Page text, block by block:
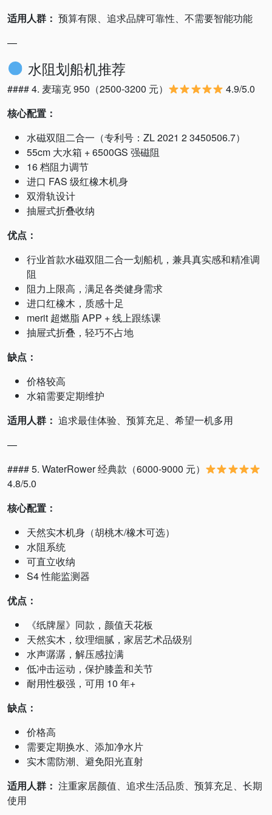
适用人群： 预算有限、追求品牌可靠性、不需要智能功能
—
水阻划船机推荐
#### 4. 麦瑞克 950（2500-3200 元）
4.9/5.0
核心配置：
水磁双阻二合一（专利号：ZL 2021 2 3450506.7）
55cm 大水箱 + 6500GS 强磁阻
16 档阻力调节
进口 FAS 级红橡木机身
双滑轨设计
抽屉式折叠收纳
优点：
行业首款水磁双阻二合一划船机，兼具真实感和精准调
阻
阻力上限高，满足各类健身需求
进口红橡木，质感十足
merit 超燃脂 APP + 线上跟练课
抽屉式折叠，轻巧不占地
缺点：
价格较高
水箱需要定期维护
适用人群： 追求最佳体验、预算充足、希望一机多用
—
#### 5. WaterRower 经典款（6000-9000 元）
4.8/5.0
核心配置：
天然实木机身（胡桃木/橡木可选）
水阻系统
可直立收纳
S4 性能监测器
优点：
《纸牌屋》同款，颜值天花板
天然实木，纹理细腻，家居艺术品级别
水声潺潺，解压感拉满
低冲击运动，保护膝盖和关节
耐用性极强，可用 10 年+
缺点：
价格高
需要定期换水、添加净水片
实木需防潮、避免阳光直射
适用人群： 注重家居颜值、追求生活品质、预算充足、长期
使用